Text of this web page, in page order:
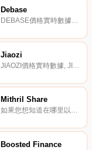
Debase
DEBASE價格實時數據一種靈活的供應代幣,與1 DAI掛鉤.
Jiaozi
Mithril Share
如果您想知道在哪里以當前價格購買Mithril Share,目前交易｛MISnname｝股票的頂級加密貨幣交易所是Gate.io。您可以在我們的加密貨幣交易所頁面上找到其他交易所.
Boosted Finance